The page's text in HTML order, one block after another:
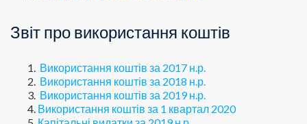
Звіт про використання коштів
Використання коштів за 2017 н.р.
Використання коштів за 2018 н.р.
Використання коштів за 2019 н.р.
Використання коштів за 1 квартал 2020